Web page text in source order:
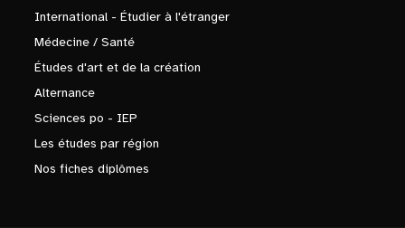
International - Étudier à l'étranger
Médecine / Santé
Études d'art et de la création
Alternance
Sciences po - IEP
Les études par région
Nos fiches diplômes